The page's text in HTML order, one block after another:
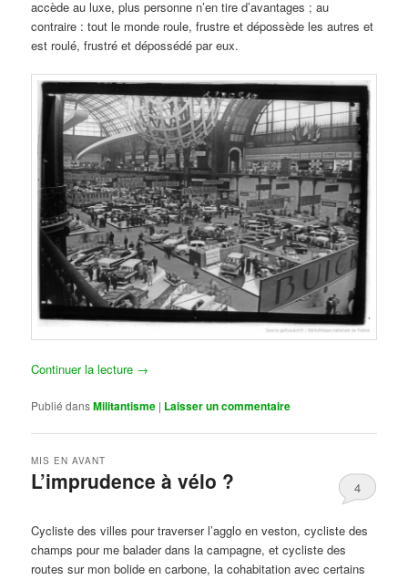
accède au luxe, plus personne n’en tire d’avantages ; au
contraire : tout le monde roule, frustre et dépossède les autres et
est roulé, frustré et dépossédé par eux.
Continuer la lecture →
Publié dansMilitantisme | Laisser un commentaire
L’imprudence à vélo ?
MIS EN AVANT
4
Cycliste des villes pour traverser l’agglo en veston, cycliste des
champs pour me balader dans la campagne, et cycliste des
routes sur mon bolide en carbone, la cohabitation avec certains